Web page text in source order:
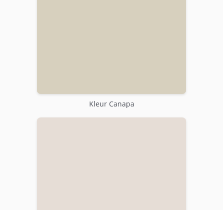
Kleur Canapa